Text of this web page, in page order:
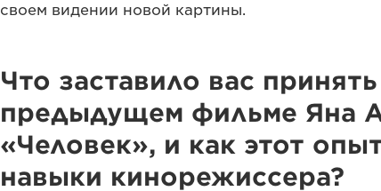
своем видении новой картины.
Что заставило вас
предыдущем фильме Яна
«Человек», и как этот
навыки кинорежиссера?